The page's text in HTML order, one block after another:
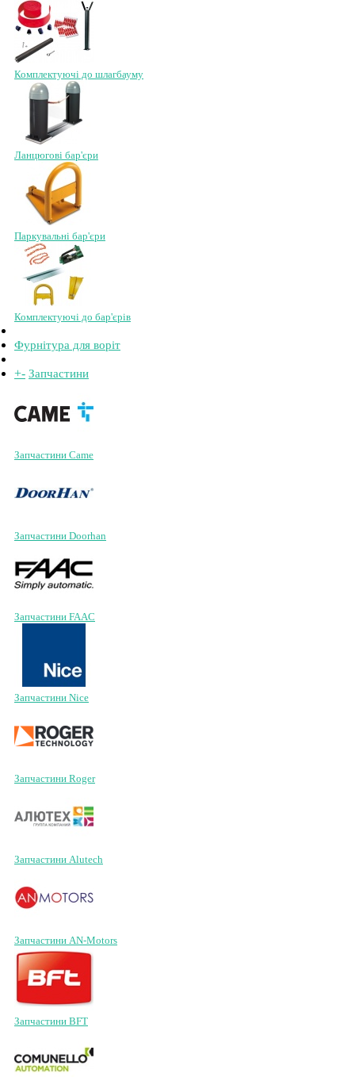
Комплектуючі до шлагбауму
Ланцюгові бар'єри
Паркувальні бар'єри
Комплектуючі до бар'єрів
Фурнітура для воріт
+- Запчастини
Запчастини Came
Запчастини Doorhan
Запчастини FAAC
Запчастини Nice
Запчастини Roger
Запчастини Alutech
Запчастини AN-Motors
Запчастини BFT